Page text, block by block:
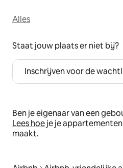
Alles
Staat jouw plaats er niet bij?
Inschrijven voor de
Ben je eigenaar van een
Lees hoeje je
maakt.